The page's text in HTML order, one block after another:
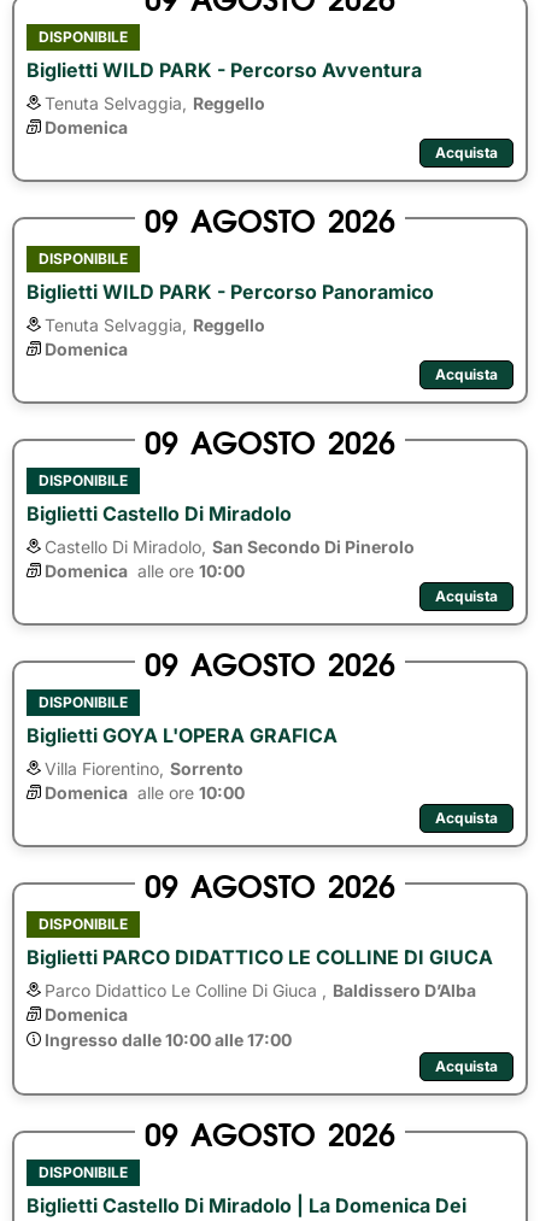
DISPONIBILE
Biglietti WILD PARK - Percorso Avventura
Tenuta Selvaggia,
Reggello
Domenica
Acquista
09 AGOSTO 2026
DISPONIBILE
Biglietti WILD PARK - Percorso Panoramico
Tenuta Selvaggia,
Reggello
Domenica
Acquista
09 AGOSTO 2026
DISPONIBILE
Biglietti Castello Di Miradolo
Castello Di Miradolo, San Secondo Di Pinerolo
Domenica alle ore 10:00
Acquista
09 AGOSTO 2026
DISPONIBILE
Biglietti GOYA L'OPERA GRAFICA
Villa Fiorentino, Sorrento
Domenica alle ore 10:00
Acquista
09 AGOSTO 2026
DISPONIBILE
Biglietti PARCO DIDATTICO LE COLLINE DI GIUCA
Parco Didattico Le Colline Di Giuca ,
Baldissero D’Alba
Domenica
Ingresso dalle 10:00 alle 17:00
Acquista
09 AGOSTO 2026
DISPONIBILE
Biglietti Castello Di Miradolo | La Domenica Dei